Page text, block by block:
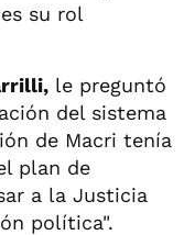
su rol
le preguntó
del sistema
de Macri tenía
plan de
a la Justicia
política".